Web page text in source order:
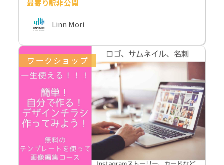
最寄り駅非公開
Linn Mori
ワークショップ